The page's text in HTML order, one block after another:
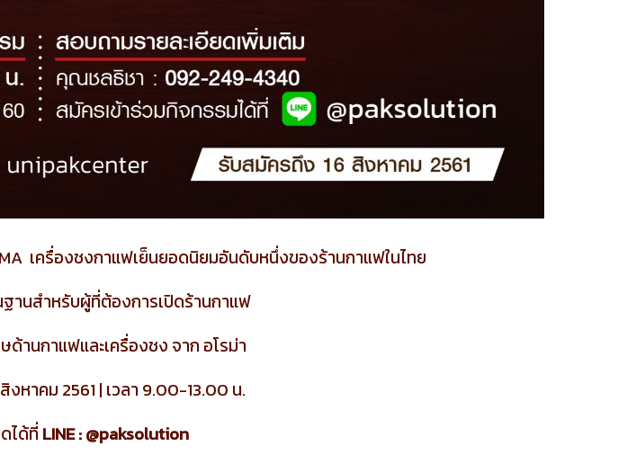
เครื่องชงกาแฟเย็นยอดนิยมอันดับหนึ่งของร้านกาแฟในไทย
านสำหรับผู้ที่ต้องการเปิดร้านกาแฟ
านกาแฟและเครื่องชง จาก อโรม่า
งหาคม 2561 | เวลา 9.00-13.00 น.
ได้ที่ LINE : @paksolution